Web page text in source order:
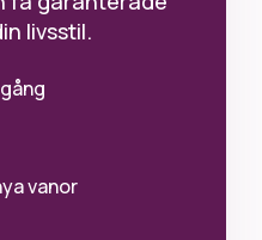
livsstil.
vanor